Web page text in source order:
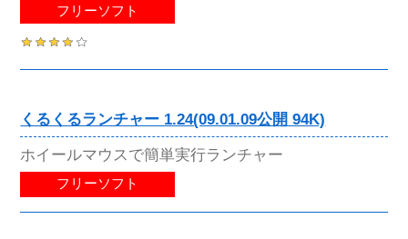
フリーソフト
くるくるランチャー 1.24(09.01.09公開 94K)
ホイールマウスで簡単実行ランチャー
フリーソフト